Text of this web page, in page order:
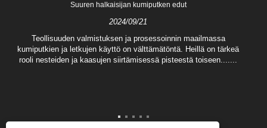
Suuren halkaisijan kumiputken edut
2024/09/21
Teollisuuden valmistuksen ja prosessoinnin maailmassa
kumiputkien ja letkujen käyttö on välttämätöntä. Heillä on tärkeä
rooli nesteiden ja kaasujen siirtämisessä pisteestä toiseen.......